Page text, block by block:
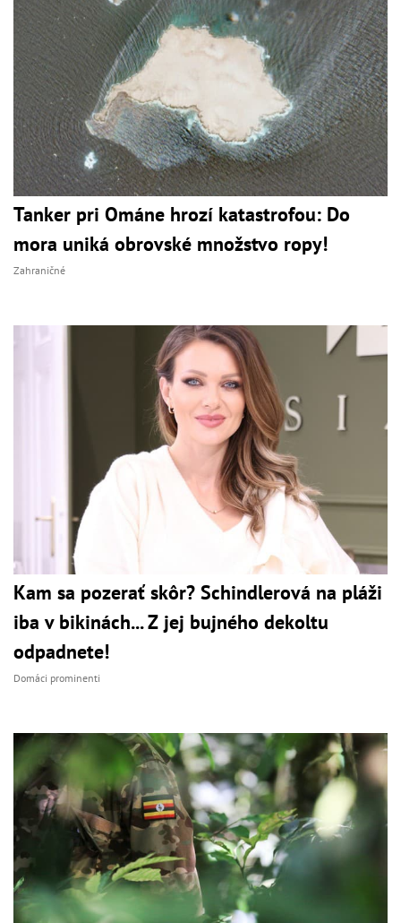
Tanker pri Ománe hrozí katastrofou: Do
mora uniká obrovské množstvo ropy!
Zahraničné
Kam sa pozerať skôr? Schindlerová na pláži
iba v bikinách... Z jej bujného dekoltu
odpadnete!
Domáci prominenti